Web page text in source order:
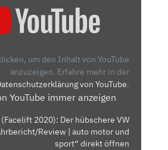
um den Inhalt von YouTube
anzuzeigen. Erfahre mehr in der
von YouTube.
YouTube immer anzeigen
2020): Der hübschere VW
Review | auto motor und
sport“ direkt öffnen